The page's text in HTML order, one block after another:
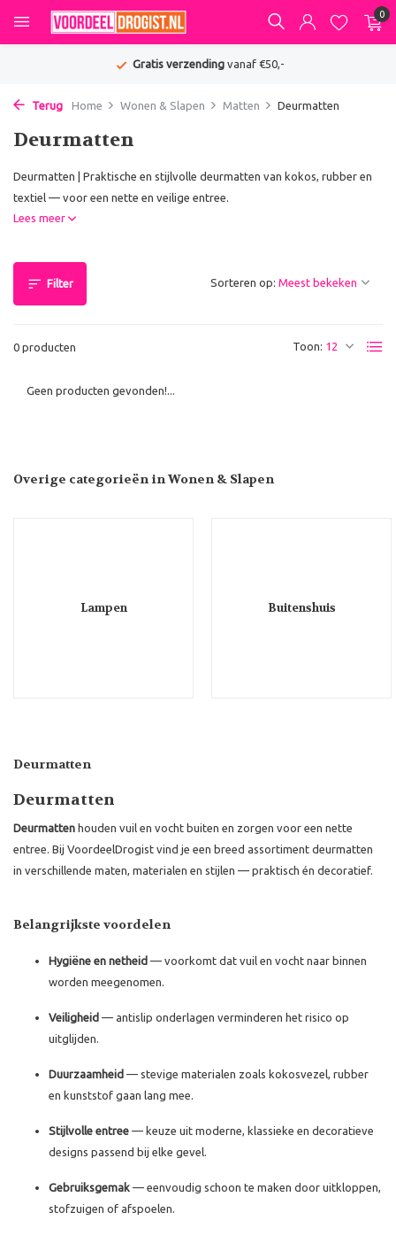
0
Gratis verzendingvanaf €50,-
Terug Home Wonen & Slapen Matten Deurmatten
Deurmatten
Deurmatten | Praktische en stijlvolle deurmatten van kokos, rubber en
textiel — voor een nette en veilige entree.
Lees meer
Filter
0 producten Toon:
Sorteren op:
Geen producten gevonden!...
Overige categorieën in Wonen & Slapen
Lampen Buitenshuis
Deurmatten
Deurmatten
Deurmatten houden vuil en vocht buiten en zorgen voor een nette
entree. Bij VoordeelDrogist vind je een breed assortiment deurmatten
in verschillende maten, materialen en stijlen — praktisch én decoratief.
Belangrijkste voordelen
Hygiëne en netheid — voorkomt dat vuil en vocht naar binnen
worden meegenomen.
Veiligheid — antislip onderlagen verminderen het risico op
uitglijden.
Duurzaamheid — stevige materialen zoals kokosvezel, rubber
en kunststof gaan lang mee.
Stijlvolle entree — keuze uit moderne, klassieke en decoratieve
designs passend bij elke gevel.
Gebruiksgemak — eenvoudig schoon te maken door uitkloppen,
stofzuigen of afspoelen.